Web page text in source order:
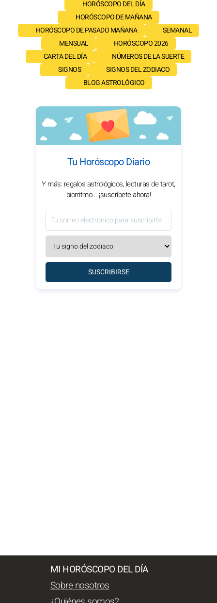
HORÓSCOPO DEL DÍA
HORÓSCOPO DE MAÑANA
HORÓSCOPO DE PASADO MAÑANA
SEMANAL
MENSUAL
HORÓSCOPO 2026
CARTA DEL DÍA
NÚMEROS DE LA SUERTE
SIGNOS
SIGNOS DEL ZODIACO
BLOG ASTROLÓGICO
Tu Horóscopo Diario
Y más: regalos astrológicos, lecturas de tarot,
biorritmo... ¡suscríbete ahora!
SUSCRIBIRSE
MI HORÓSCOPO DEL DÍA
Sobre nosotros